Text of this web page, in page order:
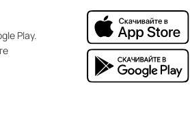
Play.